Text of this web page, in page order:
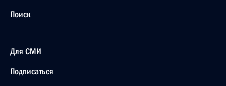
Поиск
Для СМИ
Подписаться